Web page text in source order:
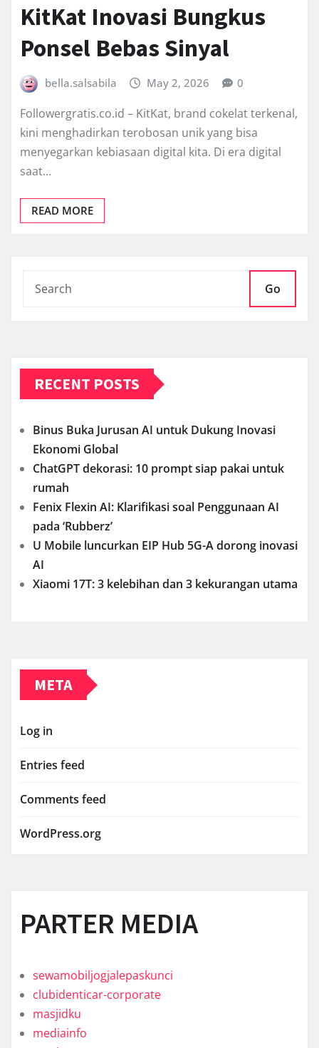
KitKat Inovasi Bungkus
Ponsel Bebas Sinyal
bella.salsabila May 2, 2026 0
Followergratis.co.id – KitKat, brand cokelat terkenal,
kini menghadirkan terobosan unik yang bisa
menyegarkan kebiasaan digital kita. Di era digital
saat…
READ MORE
Go
RECENT POSTS
Binus Buka Jurusan AI untuk Dukung Inovasi
Ekonomi Global
ChatGPT dekorasi: 10 prompt siap pakai untuk
rumah
Fenix Flexin AI: Klarifikasi soal Penggunaan AI
pada ‘Rubberz’
U Mobile luncurkan EIP Hub 5G-A dorong inovasi
AI
Xiaomi 17T: 3 kelebihan dan 3 kekurangan utama
META
Log in
Entries feed
Comments feed
WordPress.org
PARTER MEDIA
sewamobiljogjalepaskunci
clubidenticar-corporate
masjidku
mediainfo